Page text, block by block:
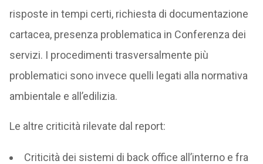
risposte in tempi certi, richiesta di documentazione
cartacea, presenza problematica in Conferenza dei
servizi. I procedimenti trasversalmente più
problematici sono invece quelli legati alla normativa
ambientale e all’edilizia.
Le altre criticità rilevate dal report:
Criticità dei sistemi di back office all’interno e fra